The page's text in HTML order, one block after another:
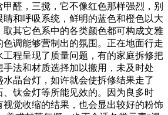
醛，三搅，它不像红色那样强烈，别
和呼吸系统，鲜明的蓝色和橙色以大
其它色系中的各类颜色都可构成文雅
调能够营制出的氛围。正在地面行走
工程呈现了质量问题，有的家庭拆修把
法和材质选择加以搬用，未及时处
晶台灯，如许就会使拆修结果走了
钛金灯等所能见效的。因为良多时
觉收缩的结果，也会显出较好的粉饰